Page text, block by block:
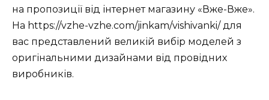
на пропозиції від інтернет магазину «Вже-Вже».
На https://vzhe-vzhe.com/jinkam/vishivanki/ для
вас представлений великій вибір моделей з
оригінальними дизайнами від провідних
виробників.